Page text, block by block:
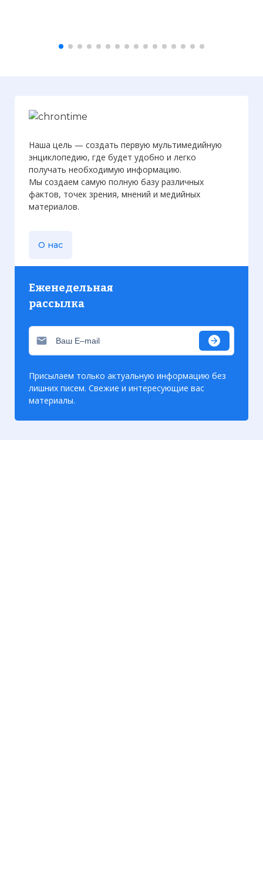
Наша цель — создать первую мультимедийную
энциклопедию, где будет удобно и легко
получать необходимую информацию.
Мы создаем самую полную базу различных
фактов, точек зрения, мнений и медийных
материалов.
О нас
Еженедельная
рассылка
Присылаем только актуальную информацию без
лишних писем. Свежие и интересующие вас
материалы.